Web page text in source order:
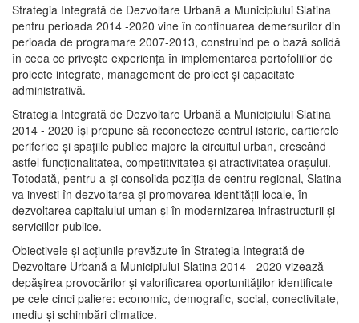
Strategia Integrată de Dezvoltare Urbană a Municipiului Slatina
pentru perioada 2014 -2020 vine în continuarea demersurilor din
perioada de programare 2007-2013, construind pe o bază solidă
în ceea ce priveşte experienţa în implementarea portofoliilor de
proiecte integrate, management de proiect și capacitate
administrativă.
Strategia Integrată de Dezvoltare Urbană a Municipiului Slatina
2014 - 2020 își propune să reconecteze centrul istoric, cartierele
periferice şi spaţiile publice majore la circuitul urban, crescând
astfel funcţionalitatea, competitivitatea şi atractivitatea oraşului.
Totodată, pentru a-şi consolida poziţia de centru regional, Slatina
va investi în dezvoltarea şi promovarea identităţii locale, în
dezvoltarea capitalului uman şi în modernizarea infrastructurii şi
serviciilor publice.
Obiectivele şi acţiunile prevăzute în Strategia Integrată de
Dezvoltare Urbană a Municipiului Slatina 2014 - 2020 vizează
depășirea provocărilor şi valorificarea oportunităţilor identificate
pe cele cinci paliere: economic, demografic, social, conectivitate,
mediu şi schimbări climatice.